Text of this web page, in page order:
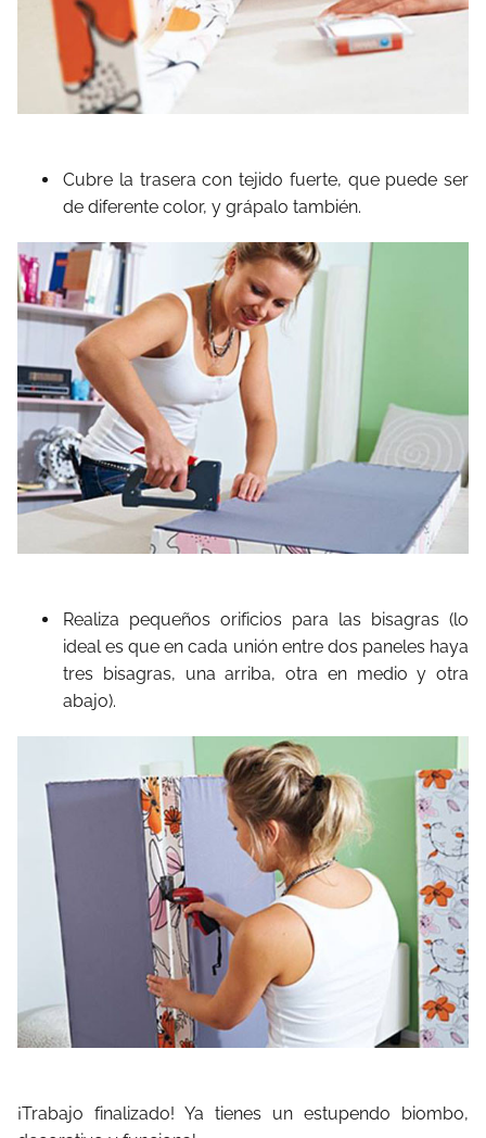
Cubre la trasera con tejido fuerte, que puede ser
de diferente color, y grápalo también.
Realiza pequeños orificios para las bisagras (lo
ideal es que en cada unión entre dos paneles haya
tres bisagras, una arriba, otra en medio y otra
abajo).
¡Trabajo finalizado! Ya tienes un estupendo biombo,